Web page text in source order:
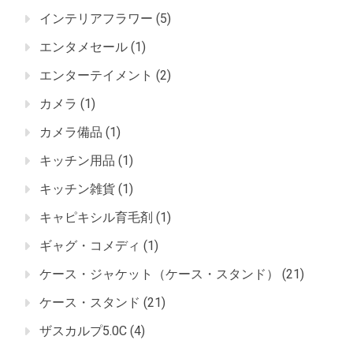
インテリアフラワー (5)
エンタメセール (1)
エンターテイメント (2)
カメラ (1)
カメラ備品 (1)
キッチン用品 (1)
キッチン雑貨 (1)
キャピキシル育毛剤 (1)
ギャグ・コメディ (1)
ケース・ジャケット（ケース・スタンド）
(21)
ケース・スタンド (21)
ザスカルプ5.0C (4)